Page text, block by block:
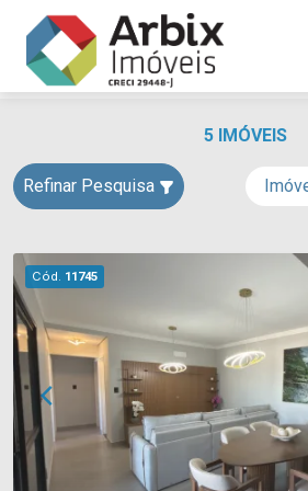
5 IMÓVEIS
Refinar Pesquisa
Cód. 11745